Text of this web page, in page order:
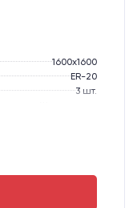
1600х1600
ER-20
3 шт.